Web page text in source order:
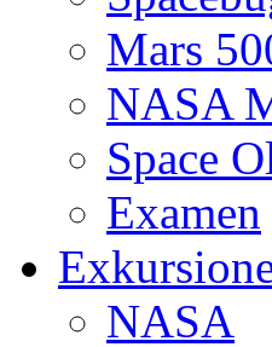
Mars
NASA
Space
Examen
NASA